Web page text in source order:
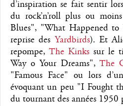
d’inspiration se fait sentir
du rock’n’roll plus ou
Blues", "What Happened
reprise des Yardbirds). Et
repompe, The Kinkssur le
Way o Your Dreams",The
"Famous Face" ou lors
évoquant un peu "I Fought
du tournant des années 1950